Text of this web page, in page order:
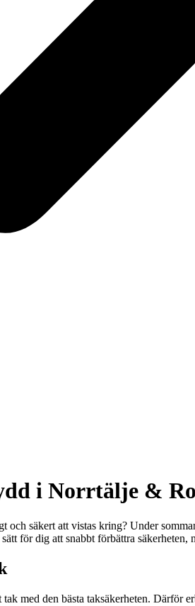
i Norrtälje &
säkert att vistas kring? Under
för dig att snabbt förbättra
med den bästa taksäkerheten. Därför